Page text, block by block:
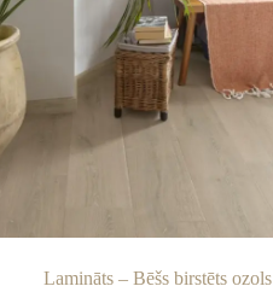
Lamināts – Bēšs birstēts ozols